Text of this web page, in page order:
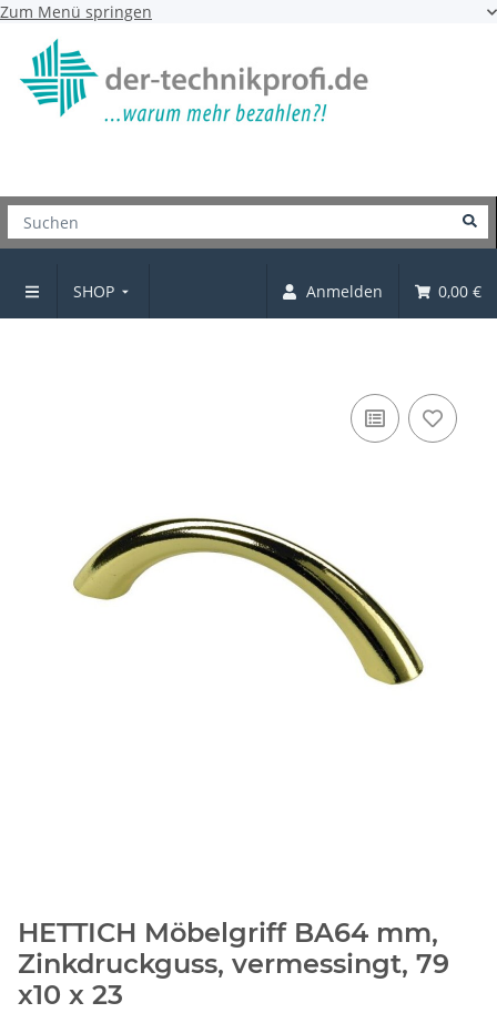
Zum Menü springen
SHOP Anmelden 0,00 €
Griffe
HETTICH Möbelgriff BA64 mm,
Zinkdruckguss, vermessingt, 79
x10 x 23